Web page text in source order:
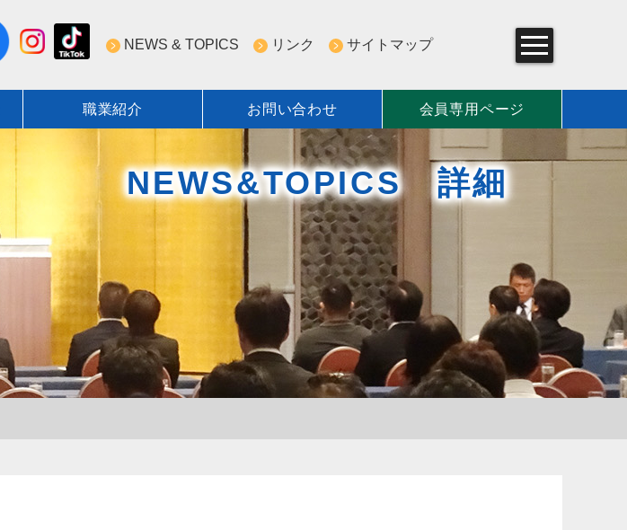
NEWS & TOPICS リンク サイトマップ
標準圧送料金表
近圧協の安全・技術への取組み
近圧協の技術力
安全技術／資格・教育 行事一覧
コンクリート圧送業の資格について
圧送技術研究会
近圧協安全施工管理
ポンプ圧送性評価ソフト
教育DVD
標準圧送料金表
職業紹介 お問い合わせ 会員専用ページ
NEWS&TOPICS 詳細